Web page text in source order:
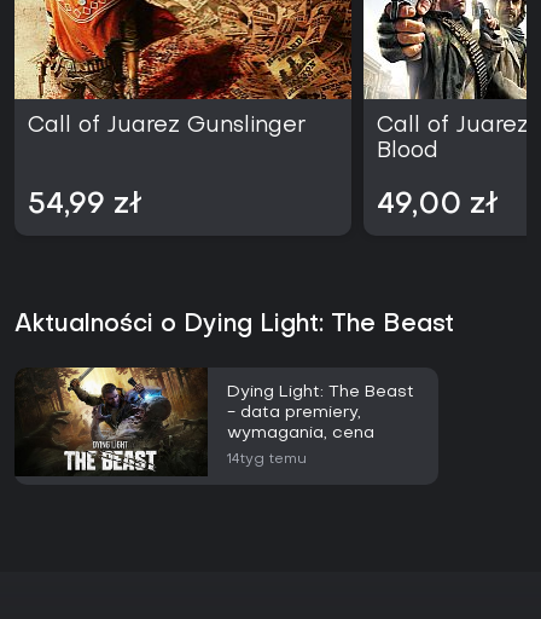
Call of Juarez Gunslinger
54,99 zł
Call of Juarez:
Blood
49,00 zł
Aktualności o Dying Light: The Beast
Dying Light: The Beast
- data premiery,
wymagania, cena
14tyg temu